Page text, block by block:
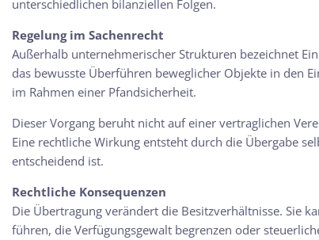
unterschiedlichen bilanziellen Folgen.
Regelung im Sachenrecht
Außerhalb unternehmerischer Strukturen bezeichnet
das bewusste Überführen beweglicher Objekte in den
im Rahmen einer Pfandsicherheit.
Dieser Vorgang beruht nicht auf einer vertraglichen
Eine rechtliche Wirkung entsteht durch die Übergabe
entscheidend ist.
Rechtliche Konsequenzen
Die Übertragung verändert die Besitzverhältnisse. Sie
führen, die Verfügungsgewalt begrenzen oder